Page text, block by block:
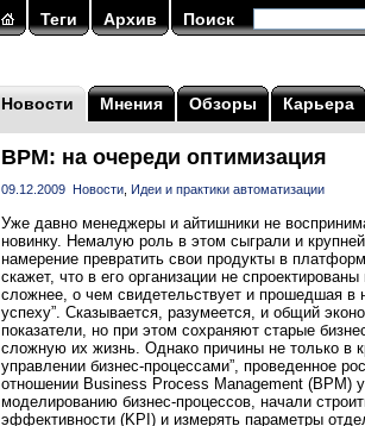
Теги Архив Поиск
Новости Мнения Обзоры Карьера
BPM: на очереди оптимизация
09.12.2009 Новости Идеи и практики автоматизации
Уже давно менеджеры и айтишники не
новинку. Немалую роль в этом сыграли и
намерение превратить свои продукты в
скажет, что в его организации не
сложнее, о чем свидетельствует и прошедшая в
успеху”. Сказывается, разумеется, и общий
показатели, но при этом сохраняют старые
сложную их жизнь. Однако причины не только в
управлении бизнес-процессами”, проведенное
отношении Business Process Management (BPM)
моделированию бизнес-процессов, начали
эффективности (KPI) и измерять параметры